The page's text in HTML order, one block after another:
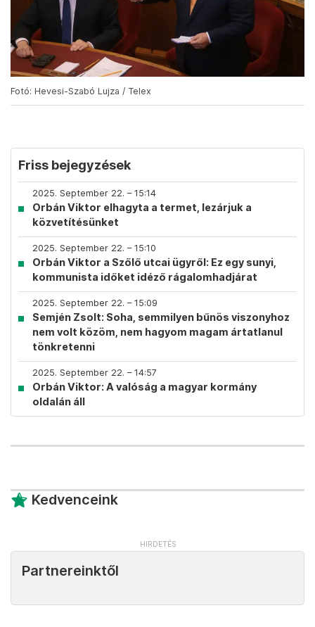
Fotó: Hevesi-Szabó Lujza / Telex
Friss bejegyzések
2025. September 22. – 15:14
Orbán Viktor elhagyta a termet, lezárjuk a
közvetítésünket
2025. September 22. – 15:10
Orbán Viktor a Szőlő utcai ügyről: Ez egy sunyi,
kommunista időket idéző rágalomhadjárat
2025. September 22. – 15:09
Semjén Zsolt: Soha, semmilyen bűnös viszonyhoz
nem volt közöm, nem hagyom magam ártatlanul
tönkretenni
2025. September 22. – 14:57
Orbán Viktor: A valóság a magyar kormány
oldalán áll
Kedvenceink
Partnereinktől